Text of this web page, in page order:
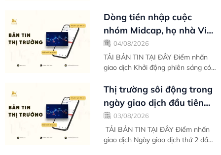
tạm nghỉ chân khi áp lực chốt lời
có...
Dòng tiền nhập cuộc
nhóm Midcap, họ nhà Vin
gồng gánh biên độ tăng
điểm toàn thị...
04/08/2026
TẢI BẢN TIN TẠI ĐÂY Điểm nhấn
giao dịch Khởi động phiên sáng có
giao dịch về sau VN-Index càng
cho thấy...
Thị trường sôi động trong
ngày giao dịch đầu tiên
của tháng mới - Bản tin
thị...
03/08/2026
TẢI BẢN TIN TẠI ĐÂY Điểm nhấn
giao dịch Ngày giao dịch thứ 2 đầu